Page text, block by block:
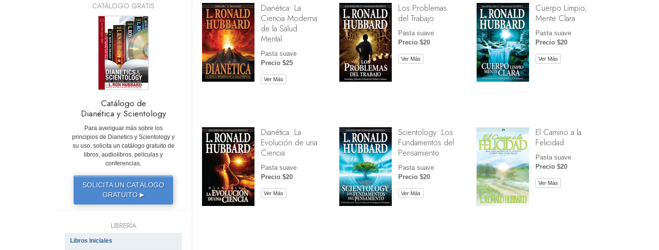
La Causa de la Supresión
Investigaciones
Los Fundamentos de la Organización
Los Fundamentos de las Relaciones
Públicas
Dianética: La
Ciencia Moderna
de la Salud
Mental
Pasta suave
Precio $25
Ver Más
Los Problemas
del Trabajo
Pasta suave
Precio $20
Ver Más
Cuerpo Limpio,
Mente Clara
Pasta suave
Precio $20
Ver Más
Dianética: La
Evolución de una
Ciencia
Pasta suave
Precio $20
Ver Más
Scientology: Los
Fundamentos del
Pensamiento
Pasta suave
Precio $20
Ver Más
El Camino a la
Felicidad
Pasta suave
Precio $20
Ver Más
CATÁLOGO GRATIS
Catálogo de
Dianética y Scientology
Para averiguar más sobre los
principios de Dianetics y Scientology y
su uso, solicita un catálogo gratuito de
libros, audiolibros, películas y
conferencias.
SOLICITA UN CATÁLOGO
GRATUITO ▶
LIBRERÍA
Libros Iniciales